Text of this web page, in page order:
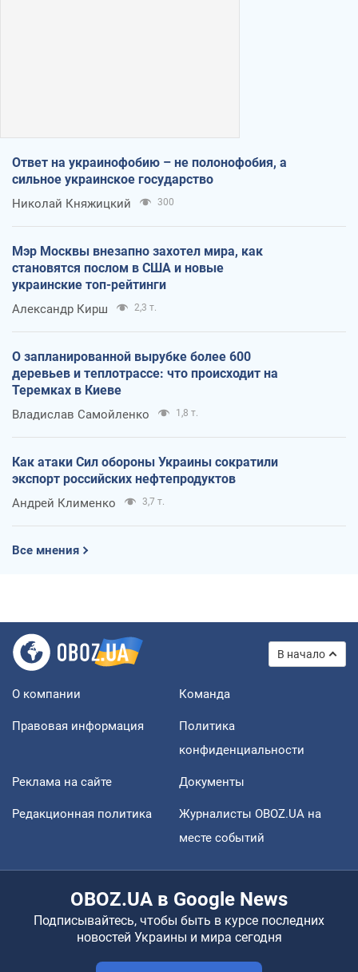
Ответ на украинофобию – не полонофобия, а
сильное украинское государство
Николай Княжицкий 300
Мэр Москвы внезапно захотел мира, как
становятся послом в США и новые
украинские топ-рейтинги
Александр Кирш 2,3 т.
О запланированной вырубке более 600
деревьев и теплотрассе: что происходит на
Теремках в Киеве
Владислав Самойленко 1,8 т.
Как атаки Сил обороны Украины сократили
экспорт российских нефтепродуктов
Андрей Клименко 3,7 т.
Все мнения
В начало
О компании Команда
Правовая информация
Политика
конфиденциальности
Реклама на сайте Документы
Редакционная политика
Журналисты OBOZ.UA на
месте событий
OBOZ.UA в Google News
Подписывайтесь, чтобы быть в курсе последних
новостей Украины и мира сегодня